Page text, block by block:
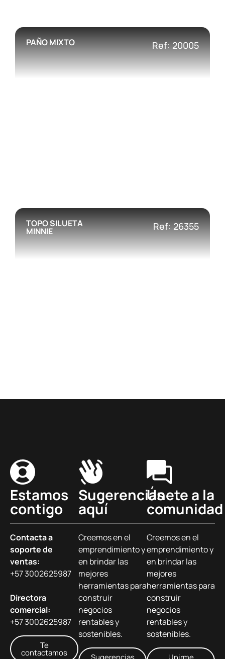
PAÑO MIXTO Ref: 20005
TOPO SILUETA
MINNIE Ref: 26355
Estamos
contigo
Contacta a
soporte de
ventas:
+57 3002625987
Directora
comercial:
+57 3002625987
Te
contactamos
Sugerencias
aquí
Creemos en el
emprendimiento y
en brindar las
mejores
herramientas para
construir
negocios
rentables y
sostenibles.
Únete a la
comunidad
Creemos en el
emprendimiento y
en brindar las
mejores
herramientas para
construir
negocios
rentables y
sostenibles.